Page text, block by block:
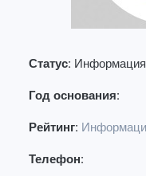
Статус:
Год основания:
Рейтинг:
Телефон: